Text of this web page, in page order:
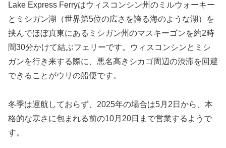
Lake Express Ferryはウィスコンシン州のミルウォーキー
とミシガン湖（世界第5位の広さを誇る海のような湖）を
挟んでほぼ真東にあるミシガン州のマスキーゴンを約2時
間30分かけて結ぶフェリーです。ウィスコンシンとミシ
ガンを行き来する際に、悪名高きシカゴ周辺の渋滞を回避
できることがウリの船便です。
冬季は運航しておらず、2025年の場合は5月2日から、本
格的な寒さに包まれる前の10月20日まで営業するようで
す。